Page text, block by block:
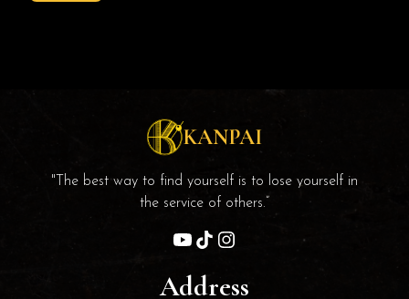
KANPAI
"The best way to find yourself is to lose yourself in
the service of others.”
Address